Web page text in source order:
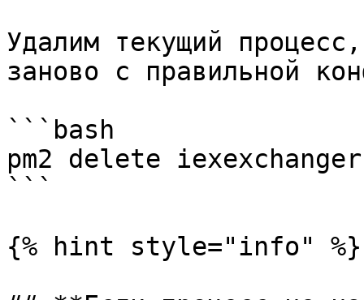
Удалим текущий
заново с правильной
```bash
pm2 delete iexexchanger
```
{% hint style="info" %}